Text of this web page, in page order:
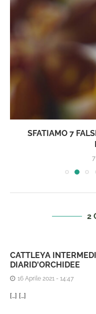
SFATIAMO 7
2
CATTLEYA
DIARID'ORCHIDEE
16 Aprile 2021 - 14:47
[…] […]